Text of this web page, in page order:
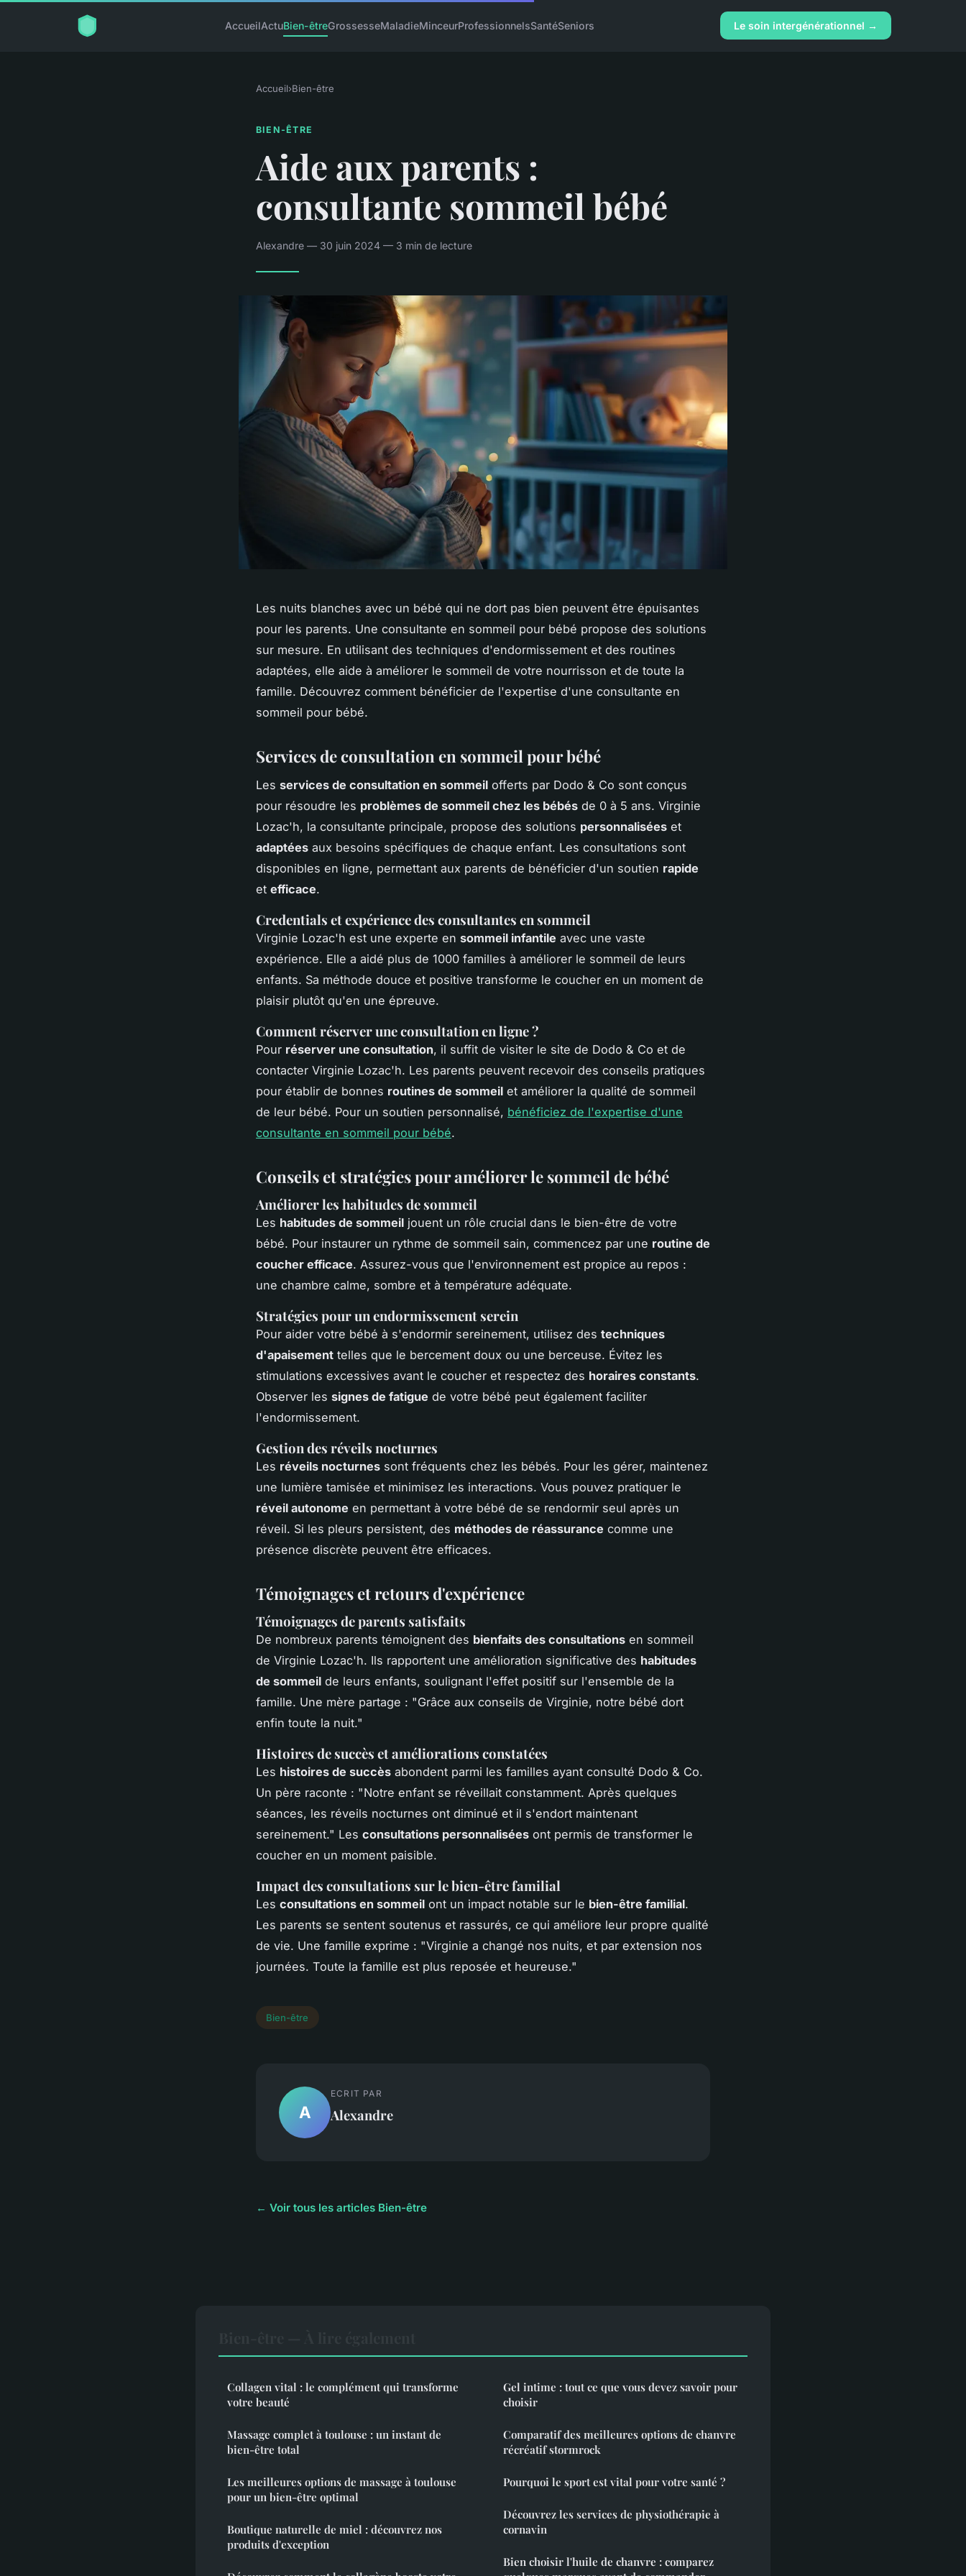
AccueilActuBien-êtreGrossesseMaladieMinceurProfessionnelsSantéSeniors Le soin intergénérationnel →
Accueil›Bien-être
BIEN-ÊTRE
Aide aux parents :
consultante sommeil bébé
Alexandre — 30 juin 2024 — 3 min de lecture
Les nuits blanches avec un bébé qui ne dort pas bien peuvent être épuisantes
pour les parents. Une consultante en sommeil pour bébé propose des solutions
sur mesure. En utilisant des techniques d'endormissement et des routines
adaptées, elle aide à améliorer le sommeil de votre nourrisson et de toute la
famille. Découvrez comment bénéficier de l'expertise d'une consultante en
sommeil pour bébé.
Services de consultation en sommeil pour bébé
Les services de consultation en sommeil offerts par Dodo & Co sont conçus
pour résoudre les problèmes de sommeil chez les bébés de 0 à 5 ans. Virginie
Lozac'h, la consultante principale, propose des solutions personnalisées et
adaptées aux besoins spécifiques de chaque enfant. Les consultations sont
disponibles en ligne, permettant aux parents de bénéficier d'un soutien rapide
et efficace.
Credentials et expérience des consultantes en sommeil
Virginie Lozac'h est une experte en sommeil infantile avec une vaste
expérience. Elle a aidé plus de 1000 familles à améliorer le sommeil de leurs
enfants. Sa méthode douce et positive transforme le coucher en un moment de
plaisir plutôt qu'en une épreuve.
Comment réserver une consultation en ligne ?
Pour réserver une consultation, il suffit de visiter le site de Dodo & Co et de
contacter Virginie Lozac'h. Les parents peuvent recevoir des conseils pratiques
pour établir de bonnes routines de sommeil et améliorer la qualité de sommeil
de leur bébé. Pour un soutien personnalisé, bénéficiez de l'expertise d'une
consultante en sommeil pour bébé.
Conseils et stratégies pour améliorer le sommeil de bébé
Améliorer les habitudes de sommeil
Les habitudes de sommeil jouent un rôle crucial dans le bien-être de votre
bébé. Pour instaurer un rythme de sommeil sain, commencez par une routine de
coucher efficace. Assurez-vous que l'environnement est propice au repos :
une chambre calme, sombre et à température adéquate.
Stratégies pour un endormissement serein
Pour aider votre bébé à s'endormir sereinement, utilisez des techniques
d'apaisement telles que le bercement doux ou une berceuse. Évitez les
stimulations excessives avant le coucher et respectez des horaires constants.
Observer les signes de fatigue de votre bébé peut également faciliter
l'endormissement.
Gestion des réveils nocturnes
Les réveils nocturnes sont fréquents chez les bébés. Pour les gérer, maintenez
une lumière tamisée et minimisez les interactions. Vous pouvez pratiquer le
réveil autonome en permettant à votre bébé de se rendormir seul après un
réveil. Si les pleurs persistent, des méthodes de réassurance comme une
présence discrète peuvent être efficaces.
Témoignages et retours d'expérience
Témoignages de parents satisfaits
De nombreux parents témoignent des bienfaits des consultations en sommeil
de Virginie Lozac'h. Ils rapportent une amélioration significative des habitudes
de sommeil de leurs enfants, soulignant l'effet positif sur l'ensemble de la
famille. Une mère partage : "Grâce aux conseils de Virginie, notre bébé dort
enfin toute la nuit."
Histoires de succès et améliorations constatées
Les histoires de succès abondent parmi les familles ayant consulté Dodo & Co.
Un père raconte : "Notre enfant se réveillait constamment. Après quelques
séances, les réveils nocturnes ont diminué et il s'endort maintenant
sereinement." Les consultations personnalisées ont permis de transformer le
coucher en un moment paisible.
Impact des consultations sur le bien-être familial
Les consultations en sommeil ont un impact notable sur le bien-être familial.
Les parents se sentent soutenus et rassurés, ce qui améliore leur propre qualité
de vie. Une famille exprime : "Virginie a changé nos nuits, et par extension nos
journées. Toute la famille est plus reposée et heureuse."
Bien-être
A
ECRIT PAR
Alexandre
← Voir tous les articles Bien-être
Collagen vital : le complément qui transforme
votre beauté
Massage complet à toulouse : un instant de
bien-être total
Les meilleures options de massage à toulouse
pour un bien-être optimal
Boutique naturelle de miel : découvrez nos
produits d'exception
Gel intime : tout ce que vous devez savoir pour
choisir
Comparatif des meilleures options de chanvre
récréatif stormrock
Pourquoi le sport est vital pour votre santé ?
Découvrez les services de physiothérapie à
cornavin
Bien choisir l'huile de chanvre : comparez